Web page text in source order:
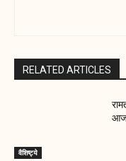
RELATED ARTICLES
वैशिष्ट्ये